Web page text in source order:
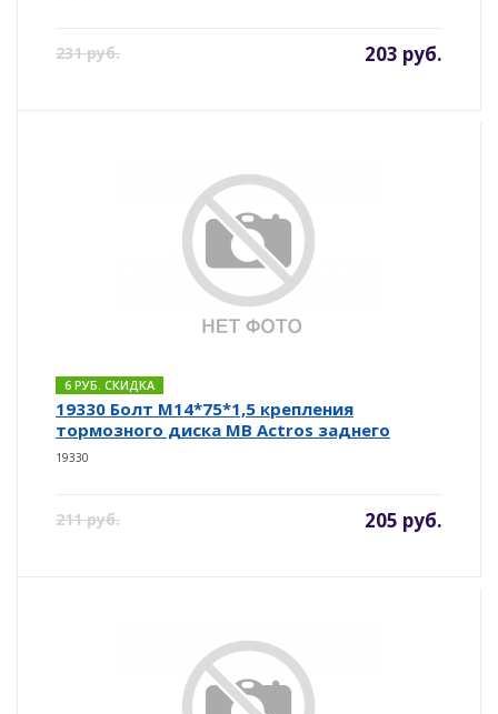
231 руб. 203 руб.
6 РУБ. СКИДКА
19330 Болт М14*75*1,5 крепления
тормозного диска MB Actros заднего
19330
211 руб. 205 руб.